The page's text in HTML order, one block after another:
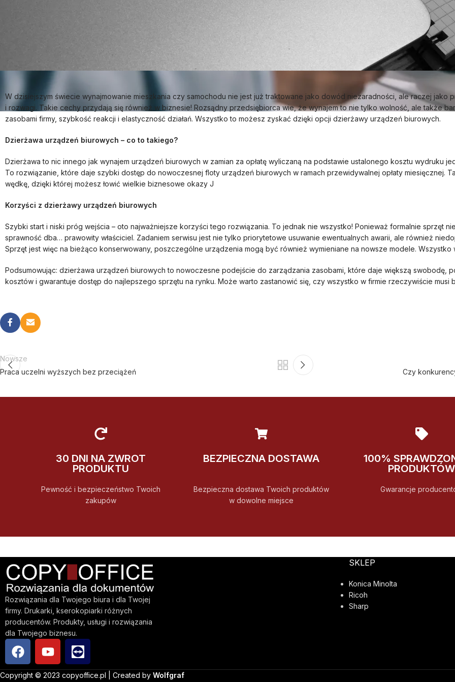
W dzisiejszym świecie wynajmowanie mieszkania czy samochodu nie jest już traktowane jako dowód niezaradności, ale raczej jako
i rozwagi. Takie cechy przydają się również w biznesie! Rozsądny przedsiębiorca wie, że wynajem to nie tylko wolność, ale także
zasobami firmy, szybkość reakcji i elastyczność działań. Wszystko to możesz zyskać dzięki opcji dzierżawy urządzeń biurowych.
Dzierżawa urządzeń biurowych – co to takiego?
Dzierżawa to nic innego jak wynajem urządzeń biurowych w zamian za opłatę wyliczaną na podstawie ustalonego kosztu wydruku
To rozwiązanie, które daje szybki dostęp do nowoczesnej floty urządzeń biurowych w ramach przewidywalnej opłaty miesięcznej.
wędkę, dzięki której możesz łowić wielkie biznesowe okazy J
Korzyści z dzierżawy urządzeń biurowych
Szybki start i niski próg wejścia – oto najważniejsze korzyści tego rozwiązania. To jednak nie wszystko! Ponieważ formalnie sprzęt
sprawność dba… prawowity właściciel. Zadaniem serwisu jest nie tylko priorytetowe usuwanie ewentualnych awarii, ale również
Sprzęt jest więc na bieżąco konserwowany, poszczególne urządzenia mogą być również wymieniane na nowsze modele. Wszystko w
Podsumowując: dzierżawa urządzeń biurowych to nowoczesne podejście do zarządzania zasobami, które daje większą swobodę,
kosztów i gwarantuje dostęp do najlepszego sprzętu na rynku. Może warto zastanowić się, czy wszystko w firmie rzeczywiście musi
Nowsze
Praca uczelni wyższych bez przeciążeń
Czy
30 DNI NA ZWROT
PRODUKTU
Pewność i bezpieczeństwo Twoich
zakupów
BEZPIECZNA DOSTAWA
Bezpieczna dostawa Twoich produktów
w dowolne miejsce
100%
PRODUKTÓW
Gwarancje
Rozwiązania dla Twojego biura i dla Twojej
firmy. Drukarki, kserokopiarki różnych
producentów. Produkty, usługi i rozwiązania
dla Twojego biznesu.
SKLEP
Konica Minolta
Ricoh
Sharp
Copyright © 2023 copyoffice.pl | Created by Wolfgraf